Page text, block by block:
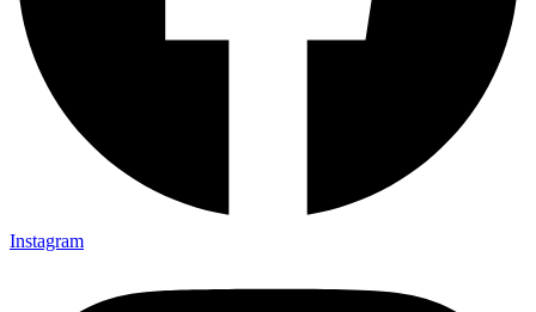
Instagram